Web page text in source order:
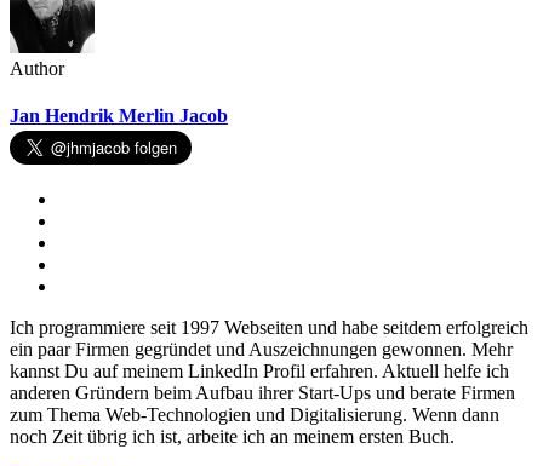
Author
Jan Hendrik Merlin Jacob
Ich programmiere seit 1997 Webseiten und habe seitdem erfolgreich
ein paar Firmen gegründet und Auszeichnungen gewonnen. Mehr
kannst Du auf meinem LinkedIn Profil erfahren. Aktuell helfe ich
anderen Gründern beim Aufbau ihrer Start-Ups und berate Firmen
zum Thema Web-Technologien und Digitalisierung. Wenn dann
noch Zeit übrig ich ist, arbeite ich an meinem ersten Buch.